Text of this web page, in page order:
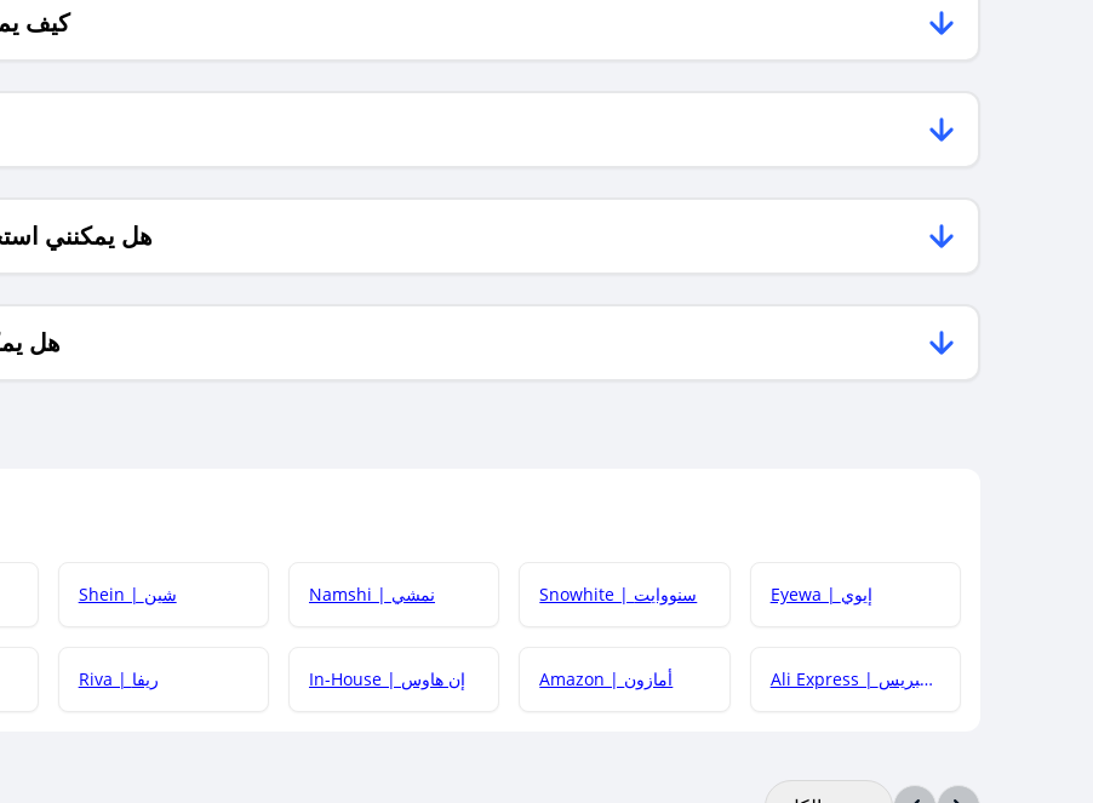
كيف
هل يمكنني
هل
Shein | شين Namshi | نمشي Snowhite | سنووايت Eyewa | إيوي
Riva | ريفا In-House | إن هاوس Amazon | أمازون Ali Express | علي إكسبريس